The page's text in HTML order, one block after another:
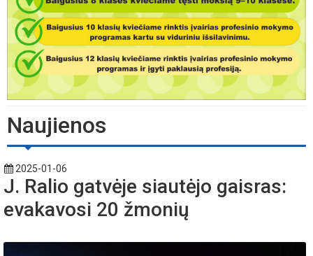
Naujienos
2025-01-06
J. Ralio gatvėje siautėjo gaisras:
evakavosi 20 žmonių